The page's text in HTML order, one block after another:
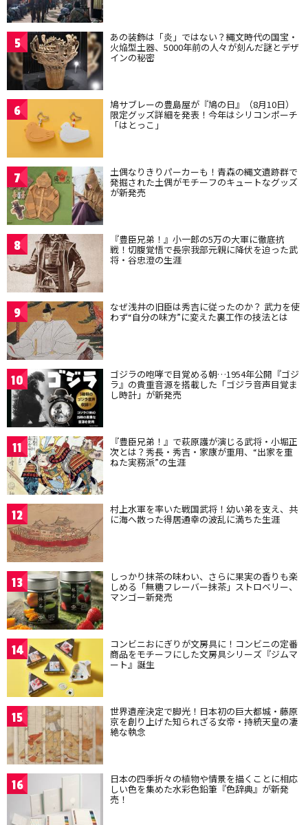
5 あの装飾は「炎」ではない？縄文時代の国宝・
火焔型土器、5000年前の人々が刻んだ謎とデザ
インの秘密
6 鳩サブレーの豊島屋が『鳩の日』（8月10日）
限定グッズ詳細を発表！今年はシリコンポーチ
「はとっこ」
7 土偶なりきりパーカーも！青森の縄文遺跡群で
発掘された土偶がモチーフのキュートなグッズ
が新発売
8 『豊臣兄弟！』小一郎の5万の大軍に徹底抗
戦！切腹覚悟で長宗我部元親に降伏を迫った武
将・谷忠澄の生涯
9 なぜ浅井の旧臣は秀吉に従ったのか？ 武力を使
わず“自分の味方”に変えた裏工作の技法とは
10 ゴジラの咆哮で目覚める朝…1954年公開『ゴジ
ラ』の貴重音源を搭載した「ゴジラ音声目覚ま
し時計」が新発売
11 『豊臣兄弟！』で萩原護が演じる武将・小堀正
次とは？秀長・秀吉・家康が重用、“出家を重
ねた実務派”の生涯
12 村上水軍を率いた戦国武将！幼い弟を支え、共
に海へ散った得居通幸の波乱に満ちた生涯
13 しっかり抹茶の味わい、さらに果実の香りも楽
しめる「無糖フレーバー抹茶」ストロベリー、
マンゴー新発売
14 コンビニおにぎりが文房具に！コンビニの定番
商品をモチーフにした文房具シリーズ『ジムマ
ート』誕生
15 世界遺産決定で脚光！日本初の巨大都城・藤原
京を創り上げた知られざる女帝・持統天皇の凄
絶な執念
16 日本の四季折々の植物や情景を描くことに相応
しい色を集めた水彩色鉛筆『色辞典』が新発
売！